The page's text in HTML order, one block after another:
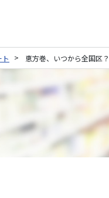
恵方巻、いつから全国区